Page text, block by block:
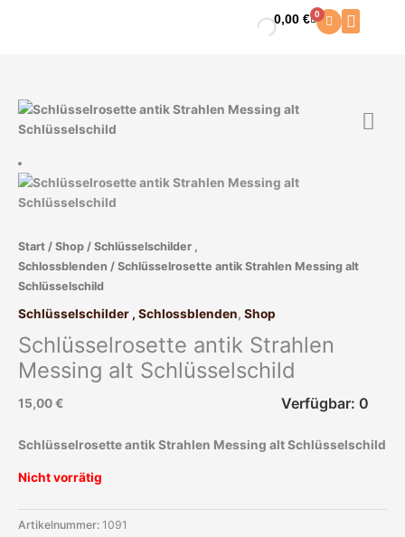
0,00€ 0
Warenkorb
Start / Shop / Schlüsselschilder ,
Schlossblenden / Schlüsselrosette antik Strahlen Messing alt
Schlüsselschild
Schlüsselschilder , Schlossblenden, Shop
Schlüsselrosette antik Strahlen
Messing alt Schlüsselschild
15,00€ Verfügbar: 0
Schlüsselrosette antik Strahlen Messing alt Schlüsselschild
Nicht vorrätig
Artikelnummer: 1091